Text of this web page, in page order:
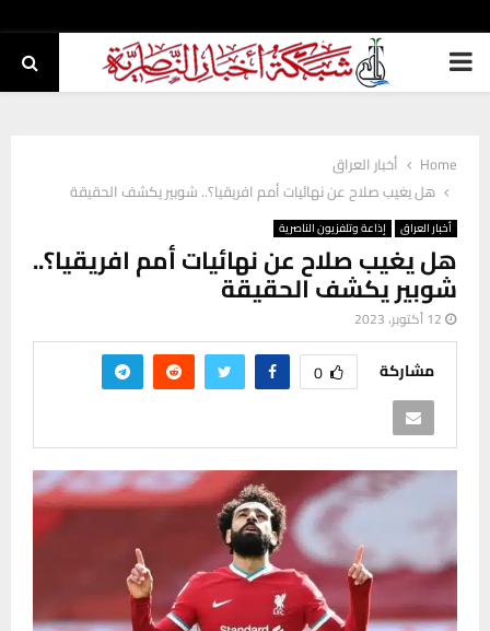
PRIMARY
Home
أخبار العراق
هل يغيب صلاح عن نهائيات أمم افريقيا؟.. شوبير يكشف الحقيقة
أخبار العراق إذاعة وتلفزيون الناصرية
هل يغيب صلاح عن نهائيات أمم افريقيا؟..
شوبير يكشف الحقيقة
12 أكتوبر، 2023
مشاركة 0